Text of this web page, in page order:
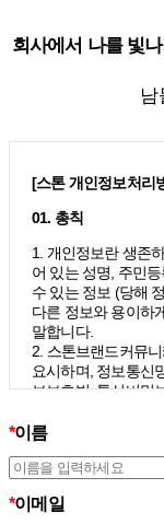
회사에서 나를 빛
남
[스톤 개인정보처리
01. 총칙
1. 개인정보란 생존
어 있는 성명, 주민
수 있는 정보 (당해
다른 정보와 용이하
말합니다.
2. 스톤브랜드커뮤
요시하며, 정보통신
보보호법, 통신비밀
개인정보처리방침을
치가 취해지고 있는
선을 위하여 개정하
*이름
*이메일